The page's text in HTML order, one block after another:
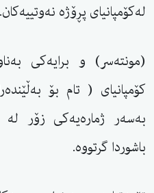
لەكۆمپانیای پڕۆژە نەوتییەكان.
(مونتەسر) و برایەكی
كۆمپانیای ( تام بۆ
بەسەر ژمارەیەكی زۆر لە
باشوردا گرتووە.